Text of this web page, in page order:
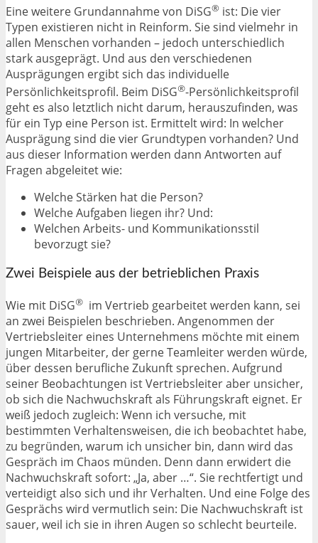
Eine weitere Grundannahme von DiSG® ist: Die vier
Typen existieren nicht in Reinform. Sie sind vielmehr in
allen Menschen vorhanden – jedoch unterschiedlich
stark ausgeprägt. Und aus den verschiedenen
Ausprägungen ergibt sich das individuelle
Persönlichkeitsprofil. Beim DiSG®-Persönlichkeitsprofil
geht es also letztlich nicht darum, herauszufinden, was
für ein Typ eine Person ist. Ermittelt wird: In welcher
Ausprägung sind die vier Grundtypen vorhanden? Und
aus dieser Information werden dann Antworten auf
Fragen abgeleitet wie:
Welche Stärken hat die Person?
Welche Aufgaben liegen ihr? Und:
Welchen Arbeits- und Kommunikationsstil
bevorzugt sie?
Zwei Beispiele aus der betrieblichen Praxis
Wie mit DiSG® im Vertrieb gearbeitet werden kann, sei
an zwei Beispielen beschrieben. Angenommen der
Vertriebsleiter eines Unternehmens möchte mit einem
jungen Mitarbeiter, der gerne Teamleiter werden würde,
über dessen berufliche Zukunft sprechen. Aufgrund
seiner Beobachtungen ist Vertriebsleiter aber unsicher,
ob sich die Nachwuchskraft als Führungskraft eignet. Er
weiß jedoch zugleich: Wenn ich versuche, mit
bestimmten Verhaltensweisen, die ich beobachtet habe,
zu begründen, warum ich unsicher bin, dann wird das
Gespräch im Chaos münden. Denn dann erwidert die
Nachwuchskraft sofort: „Ja, aber …“. Sie rechtfertigt und
verteidigt also sich und ihr Verhalten. Und eine Folge des
Gesprächs wird vermutlich sein: Die Nachwuchskraft ist
sauer, weil ich sie in ihren Augen so schlecht beurteile.